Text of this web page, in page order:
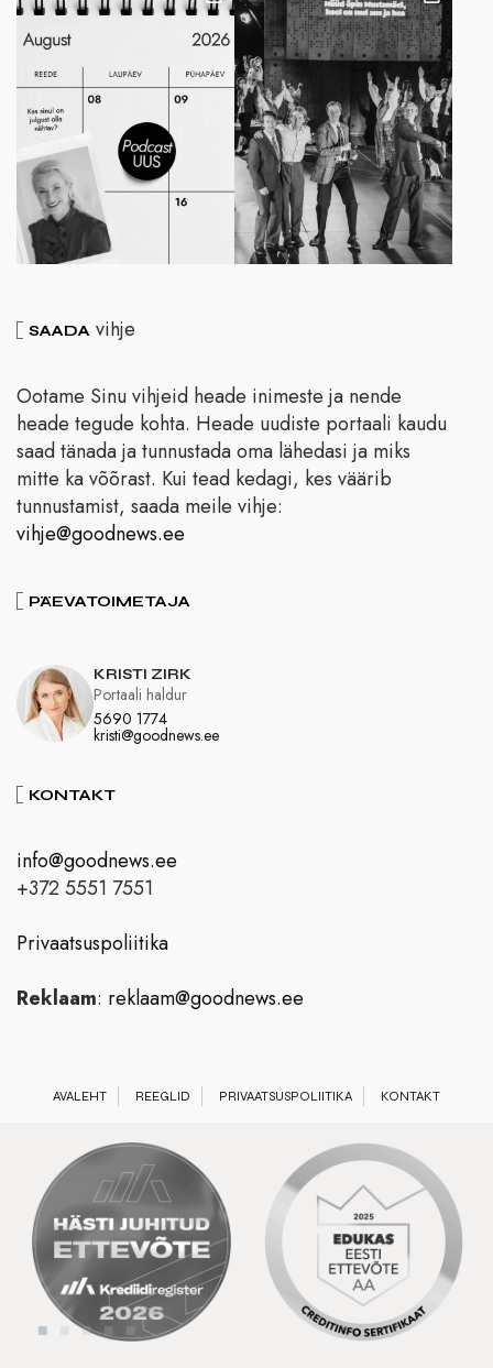
SAADA vihje
Ootame Sinu vihjeid heade inimeste ja nende
heade tegude kohta. Heade uudiste portaali kaudu
saad tänada ja tunnustada oma lähedasi ja miks
mitte ka võõrast. Kui tead kedagi, kes väärib
tunnustamist, saada meile vihje:
vihje@goodnews.ee
PÄEVATOIMETAJA
KRISTI ZIRK
5690 1774
kristi@goodnews.ee
Portaali haldur
KONTAKT
info@goodnews.ee
+372 5551 7551
Privaatsuspoliitika
Reklaam: reklaam@goodnews.ee
AVALEHT REEGLID PRIVAATSUSPOLIITIKA KONTAKT